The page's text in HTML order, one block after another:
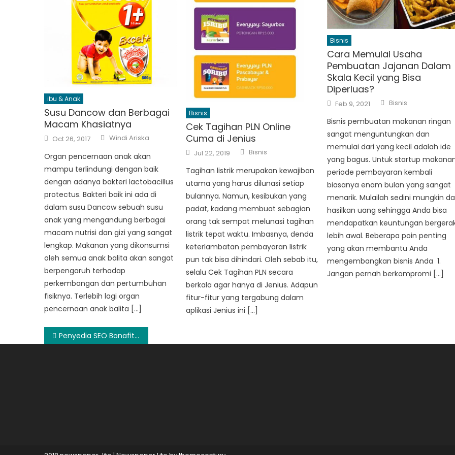
ibu & Anak
Susu Dancow dan Berbagai
Macam Khasiatnya
Posted
on
Oct 26, 2017 Author
Windi Ariska
Organ pencernaan anak akan
mampu terlindungi dengan baik
dengan adanya bakteri lactobacillus
protectus. Bakteri baik ini ada di
dalam susu Dancow sebuah susu
anak yang mengandung berbagai
macam nutrisi dan gizi yang sangat
lengkap. Makanan yang dikonsumsi
oleh semua anak balita akan sangat
berpengaruh terhadap
perkembangan dan pertumbuhan
fisiknya. Terlebih lagi organ
pencernaan anak balita […]
Bisnis
Cek Tagihan PLN Online
Cuma di Jenius
Posted
on
Jul 22, 2019 Author
Bisnis
Tagihan listrik merupakan kewajiban
utama yang harus dilunasi setiap
bulannya. Namun, kesibukan yang
padat, kadang membuat sebagian
orang tak sempat melunasi tagihan
listrik tepat waktu. Imbasnya, denda
keterlambatan pembayaran listrik
pun tak bisa dihindari. Oleh sebab itu,
selalu Cek Tagihan PLN secara
berkala agar hanya di Jenius. Adapun
fitur-fitur yang tergabung dalam
aplikasi Jenius ini […]
Bisnis
Cara Memulai Usaha
Pembuatan Jajanan Dalam
Skala Kecil yang Bisa
Diperluas?
Posted
on
Feb 9, 2021 Author
Bisnis
Bisnis pembuatan makanan ringan
sangat menguntungkan dan
memulai dari yang kecil adalah ide
yang bagus. Untuk startup
periode pembayaran kembali
biasanya enam bulan yang sangat
menarik. Mulailah sedini mungkin
hasilkan uang sehingga Anda bisa
mendapatkan keuntungan
lebih awal. Beberapa poin penting
yang akan membantu Anda
mengembangkan bisnis Anda 1.
Jangan pernah berkompromi […]
Post
Penyedia SEO Bonafit? Periksa Dulu Hal Berikut!